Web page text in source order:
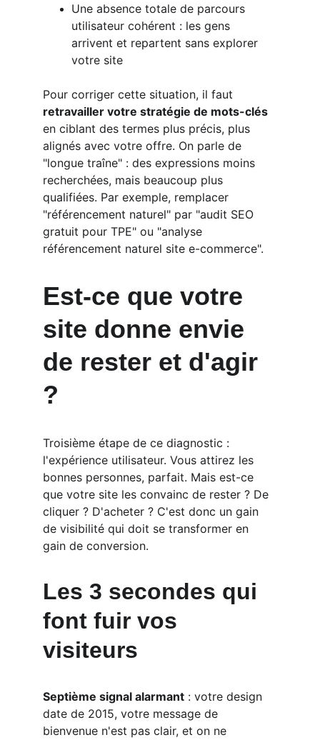
Une absence totale de parcours
utilisateur cohérent : les gens
arrivent et repartent sans explorer
votre site
Pour corriger cette situation, il faut
retravailler votre stratégie de mots-clés
en ciblant des termes plus précis, plus
alignés avec votre offre. On parle de
"longue traîne" : des expressions moins
recherchées, mais beaucoup plus
qualifiées. Par exemple, remplacer
"référencement naturel" par "audit SEO
gratuit pour TPE" ou "analyse
référencement naturel site e-commerce".
Est-ce que votre
site donne envie
de rester et d'agir
?
Troisième étape de ce diagnostic :
l'expérience utilisateur. Vous attirez les
bonnes personnes, parfait. Mais est-ce
que votre site les convainc de rester ? De
cliquer ? D'acheter ? C'est donc un gain
de visibilité qui doit se transformer en
gain de conversion.
Les 3 secondes qui
font fuir vos
visiteurs
Septième signal alarmant : votre design
date de 2015, votre message de
bienvenue n'est pas clair, et on ne